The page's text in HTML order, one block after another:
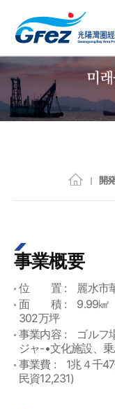
開
事業概要
位 置 : 麗水市華
面 積 : 9.99㎢
302万坪
事業内容 : ゴルフ
ジャ-•文化施設、
事業費 : 1兆４千47
民資12,231)